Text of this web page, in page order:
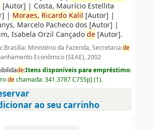
[Autor] | Costa, Maurício Estellita
| Moraes, Ricardo Kalil [Autor] |
Marcelo Pacheco dos [Autor] |
Isabela Orzil Cançadode[Autor].
Brasília: Ministério da Fazenda, Secretaria de
Econômico (SEAE), 2002
de:Itens disponíveis para empréstimo:
dechamada:341.3787 C755p] (1).
ao seu carrinho